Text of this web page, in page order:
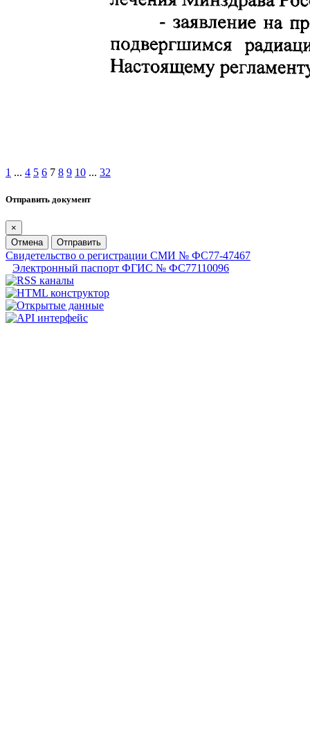
1 ... 4 5 6 7 8 9 10 ... 32
Отправить документ
×
Отмена
Отправить
Свидетельство о регистрации СМИ № ФС77-47467
Электронный паспорт ФГИС № ФС77110096